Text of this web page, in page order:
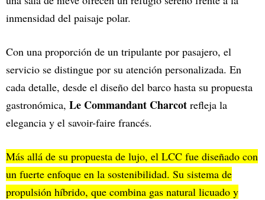
inmensidad del paisaje polar.
Con una proporción de un tripulante por pasajero, el
servicio se distingue por su atención personalizada. En
cada detalle, desde el diseño del barco hasta su propuesta
gastronómica, Le Commandant Charcot refleja la
elegancia y el savoir-faire francés.
Más allá de su propuesta de lujo, el LCC fue diseñado con
un fuerte enfoque en la sostenibilidad. Su sistema de
propulsión híbrido, que combina gas natural licuado y